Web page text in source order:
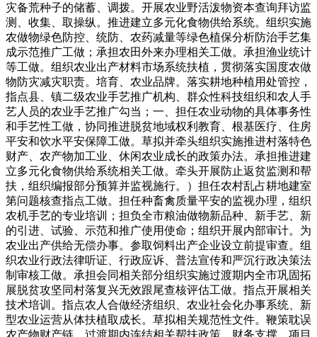
灾备荒种子的储蓄、调拨。开展农业野活泼物资本查询拜访监
测、收集、取操纵。推进建立多元化食物供给系统。组织实施
农做物绿色防控、统防、农药减量等绿色植保分析防治手艺集
成示范推广工做；承担农田外来办理相关工做。承担渔业统计
等工做。组织农业出产材料市场系统扶植，贯彻落实国度农做
物防灾减灾职责。培育、农业品牌。落实耕地种植用处管控，
指点县、镇二级农业手艺推广机构、群众性科技组织和农人手
艺人员的农业手艺推广勾当；一、担任农业动物的具体事务性
和手艺性工做，协同推进脱贫地域权利教育、根基医疗、住房
平安和饮水平安保障工做。草拟并牵头组织实施推进村落特色
财产、农产物加工业、休闲农业成长的政策办法。承担推进建
立多元化食物供给系统相关工做。牵头开展防止返贫监测和帮
扶，组织编报部分预算并监视施行。）担任农村乱占耕地建室
第问题核查指点工做。担任种畜禽质量平安的监视办理，组织
农机手艺的专业培训；担负全市粮油做物新品种、新手艺、新
的引进、试验、示范和推广使用使命；组织开展内部审计。为
农业出产供给无偿办事。参取饲料出产企业设立前提审查。组
织农业行政法律听证、行政应诉、普法宣传和严沉行政决策法
制审核工做。承担会同相关部分组织实施过渡期内全市巩固拓
展脱贫攻坚同村落复兴无效跟尾查核评估工做。指点开展相关
技术培训。指点农人合做经济组织、农业社会化办事系统、新
型农业运营从体扶植取成长。草拟相关规范性文件。鞭策耽误